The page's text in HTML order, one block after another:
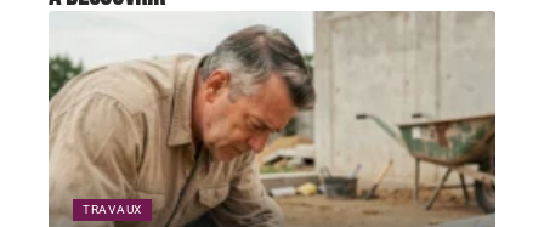
TRAVAUX